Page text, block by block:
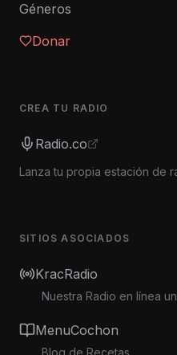
Géneros
Donar
CREA TU RADIO
Radio.co
Lanza tu propia estación de
SITIOS ASOCIADOS
KracRadio
Nuestra Radio en línea
MenuCochon